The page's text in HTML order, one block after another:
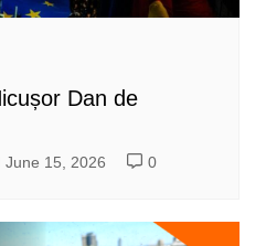
Dan de
June 15, 2026 0